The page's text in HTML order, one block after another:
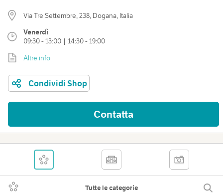
Via Tre Settembre, 238, Dogana, Italia
Venerdì
09:30 - 13:00 | 14:30 - 19:00
Altre info
Condividi Shop
Contatta
Tutte le categorie